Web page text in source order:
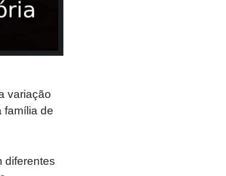
variação
família de
diferentes